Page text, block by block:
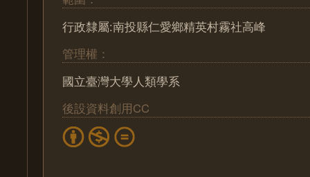
行政隸屬:南投縣仁愛鄉精英村霧社高峰
管理權：
國立臺灣大學人類學系
後設資料創用CC